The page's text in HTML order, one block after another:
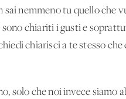
nemmeno tu quello che
sono chiariti i gusti e
chiarisci a te stesso che
solo che noi invece siamo